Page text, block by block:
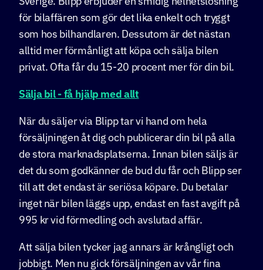
för bilaffären som gör det lika enkelt och tryggt
som hos bilhandlaren. Dessutom är det nästan
alltid mer förmånligt att köpa och sälja bilen
privat. Ofta får du 15-20 procent mer för din bil.
Sälja bil - få hjälp med allt
När du säljer via Blipp tar vi hand om hela
försäljningen åt dig och publicerar din bil på alla
de stora marknadsplatserna. Innan bilen säljs är
det du som godkänner de bud du får och Blipp ser
till att det endast är seriösa köpare. Du betalar
inget när bilen läggs upp, endast en fast avgift på
995 kr vid förmedling och avslutad affär.
Att sälja bilen tycker jag annars är krångligt och
jobbigt. Men nu gick försäljningen av vår fina